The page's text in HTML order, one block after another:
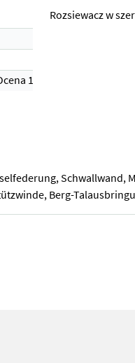
1)
Rozsiewacz w
Schwallwand,
Berg-